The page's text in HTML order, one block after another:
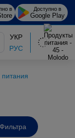
в Доступно в
Google Play
УКР
РУС
Фильтра